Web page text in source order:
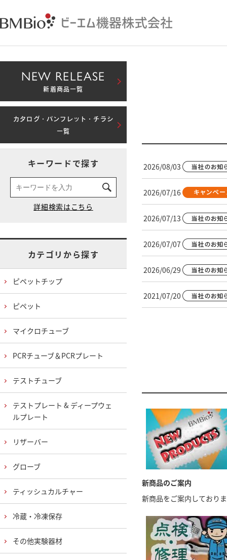
2026/08/03
2026/07/16
2026/07/13
2026/07/07
2026/06/29
2021/07/20
新商品のご案内
新商品をご案内しており
NEW RELEASE
新着商品一覧
カタログ・パンフレット・チラシ
一覧
キーワードで探す
カテゴリから探す
ピペットチップ
ピペット
マイクロチューブ
PCRチューブ＆PCRプレート
テストチューブ
テストプレート & ディープウェ
ルプレート
リザーバー
グローブ
ティッシュカルチャー
冷蔵・冷凍保存
その他実験器材